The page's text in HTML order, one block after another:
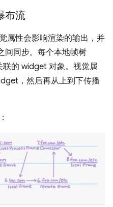
布流
属性会影响渲染的输出，并
间同步。每个本地帧树
的 widget 对象。视觉属
，然后再从上到下传播